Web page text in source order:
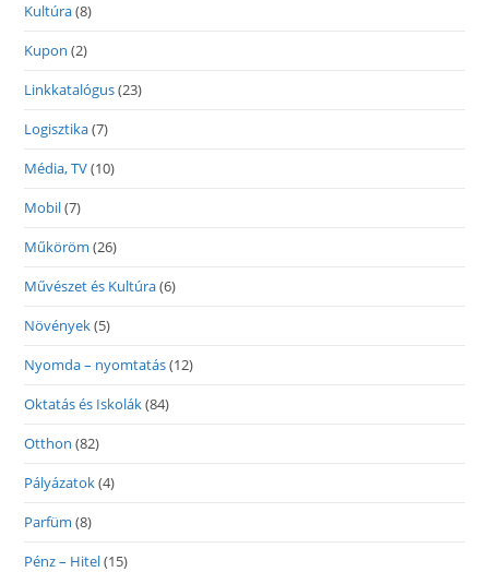
Kultúra(8)
Kupon (2)
Linkkatalógus(23)
Logisztika(7)
Média, TV(10)
Mobil(7)
Műköröm (26)
Művészet és Kultúra(6)
Növények(5)
Nyomda – nyomtatás(12)
Oktatás és Iskolák(84)
Otthon (82)
Pályázatok(4)
Parfüm (8)
Pénz – Hitel(15)